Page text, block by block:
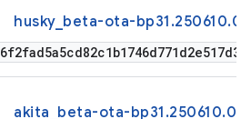
husky_beta-ota-
akita_beta-ota-